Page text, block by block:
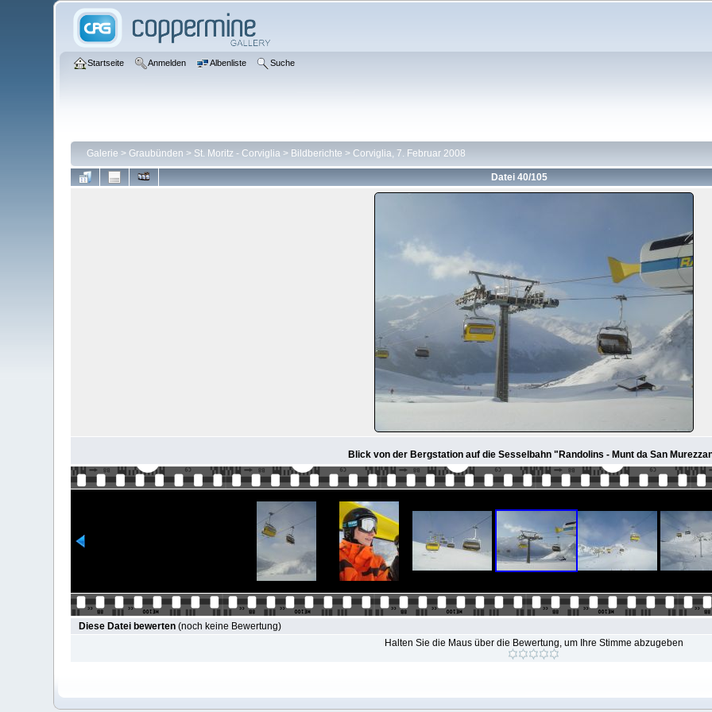
Startseite Anmelden Albenliste Suche
Galerie > Graubünden > St. Moritz - Corviglia> Bildberichte > Corviglia, 7. Februar 2008
Datei 40/105
Blick von der Bergstation auf die Sesselbahn "Randolins - Munt da San
Diese Datei bewerten(noch keine Bewertung)
Halten Sie die Maus über die Bewertung, um Ihre Stimme abzugeben